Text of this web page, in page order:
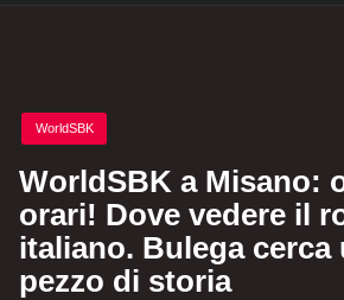
Posted
in
WorldSBK
WorldSBK a Misano:
orari! Dove vedere il
italiano. Bulega cerca
pezzo di storia